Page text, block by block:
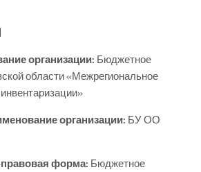
организации: Бюджетное
области «Межрегиональное
организации: БУ ОО
форма: Бюджетное